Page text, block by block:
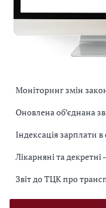
Моніторинг змін
Оновлена об’єднана
Індексація зарплати в
Лікарняні та декретні
Звіт до ТЦК про